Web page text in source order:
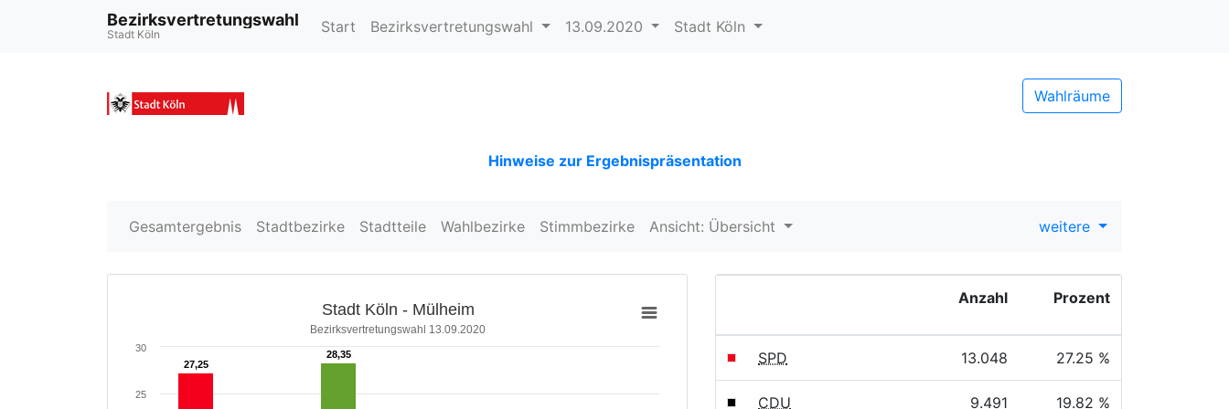
Bezirksvertretungswahl
Stadt Köln Start Bezirksvertretungswahl 13.09.2020 Stadt Köln
Wahlräume
Hinweise zur Ergebnispräsentation
Gesamtergebnis Stadtbezirke Stadtteile Wahlbezirke Stimmbezirke Ansicht: Übersicht weitere
Stadt Köln - Mülheim
Bezirksvertretungswahl 13.09.2020
27,25
27,25
28,35
28,35
25
30
Anzahl Prozent
SPD 13.048 27.25 %
CDU 9.491 19.82 %